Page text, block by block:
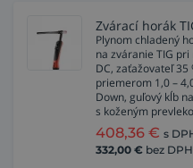
Zvárací horák
Plynom chladený
na zváranie TIG
DC, zaťažovateľ
priemerom 1,0 –
Down, guľový kĺb
s koženým
408,36 € s
332,00 € bez DPH